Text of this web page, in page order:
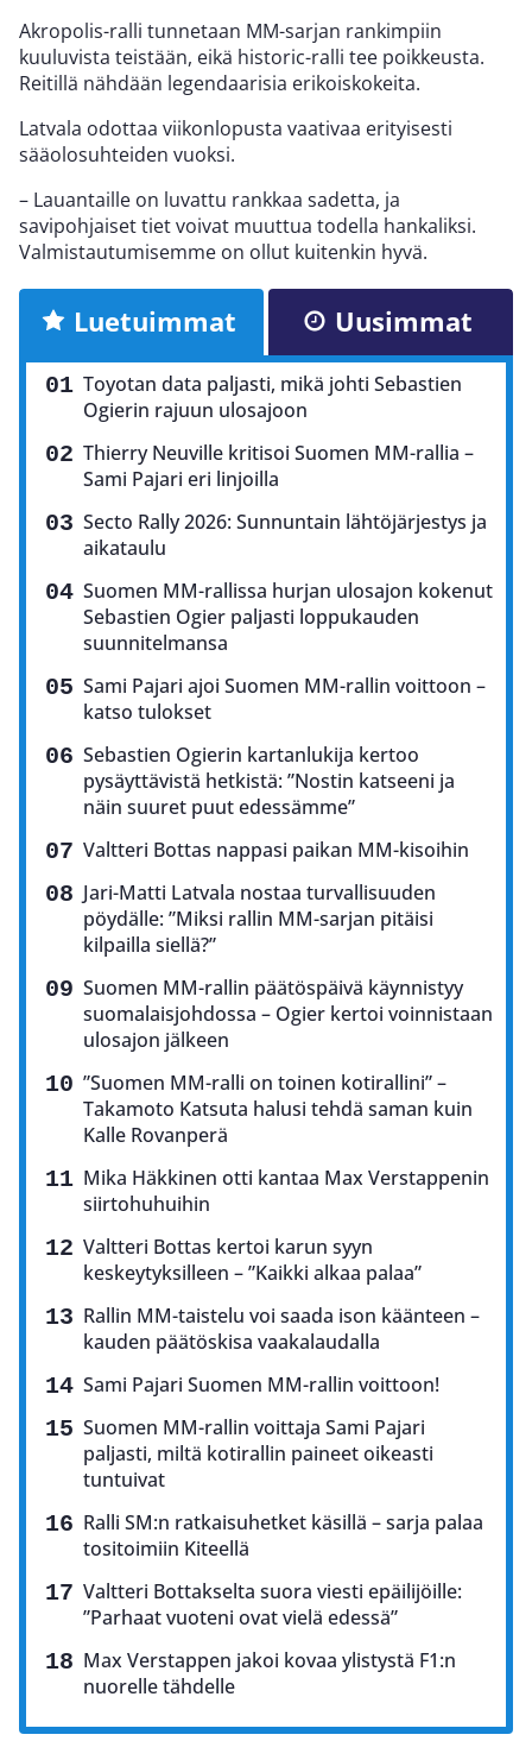
Akropolis-ralli tunnetaan MM-sarjan rankimpiin
kuuluvista teistään, eikä historic-ralli tee poikkeusta.
Reitillä nähdään legendaarisia erikoiskokeita.
Latvala odottaa viikonlopusta vaativaa erityisesti
sääolosuhteiden vuoksi.
– Lauantaille on luvattu rankkaa sadetta, ja
savipohjaiset tiet voivat muuttua todella hankaliksi.
Valmistautumisemme on ollut kuitenkin hyvä.
Luetuimmat Uusimmat
Toyotan data paljasti, mikä johti Sebastien
Ogierin rajuun ulosajoon
Thierry Neuville kritisoi Suomen MM-rallia –
Sami Pajari eri linjoilla
Secto Rally 2026: Sunnuntain lähtöjärjestys ja
aikataulu
Suomen MM-rallissa hurjan ulosajon kokenut
Sebastien Ogier paljasti loppukauden
suunnitelmansa
Sami Pajari ajoi Suomen MM-rallin voittoon –
katso tulokset
Sebastien Ogierin kartanlukija kertoo
pysäyttävistä hetkistä: ”Nostin katseeni ja
näin suuret puut edessämme”
Valtteri Bottas nappasi paikan MM-kisoihin
Jari-Matti Latvala nostaa turvallisuuden
pöydälle: ”Miksi rallin MM-sarjan pitäisi
kilpailla siellä?”
Suomen MM-rallin päätöspäivä käynnistyy
suomalaisjohdossa – Ogier kertoi voinnistaan
ulosajon jälkeen
”Suomen MM-ralli on toinen kotirallini” –
Takamoto Katsuta halusi tehdä saman kuin
Kalle Rovanperä
Mika Häkkinen otti kantaa Max Verstappenin
siirtohuhuihin
Valtteri Bottas kertoi karun syyn
keskeytyksilleen – ”Kaikki alkaa palaa”
Rallin MM-taistelu voi saada ison käänteen –
kauden päätöskisa vaakalaudalla
Sami Pajari Suomen MM-rallin voittoon!
Suomen MM-rallin voittaja Sami Pajari
paljasti, miltä kotirallin paineet oikeasti
tuntuivat
Ralli SM:n ratkaisuhetket käsillä – sarja palaa
tositoimiin Kiteellä
Valtteri Bottakselta suora viesti epäilijöille:
”Parhaat vuoteni ovat vielä edessä”
Max Verstappen jakoi kovaa ylistystä F1:n
nuorelle tähdelle